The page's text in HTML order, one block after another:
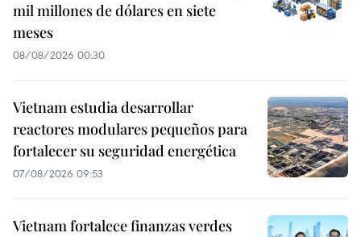
mil millones de dólares en siete
meses
08/08/2026 00:30
Vietnam estudia desarrollar
reactores modulares pequeños para
fortalecer su seguridad energética
07/08/2026 09:53
Vietnam fortalece finanzas verdes